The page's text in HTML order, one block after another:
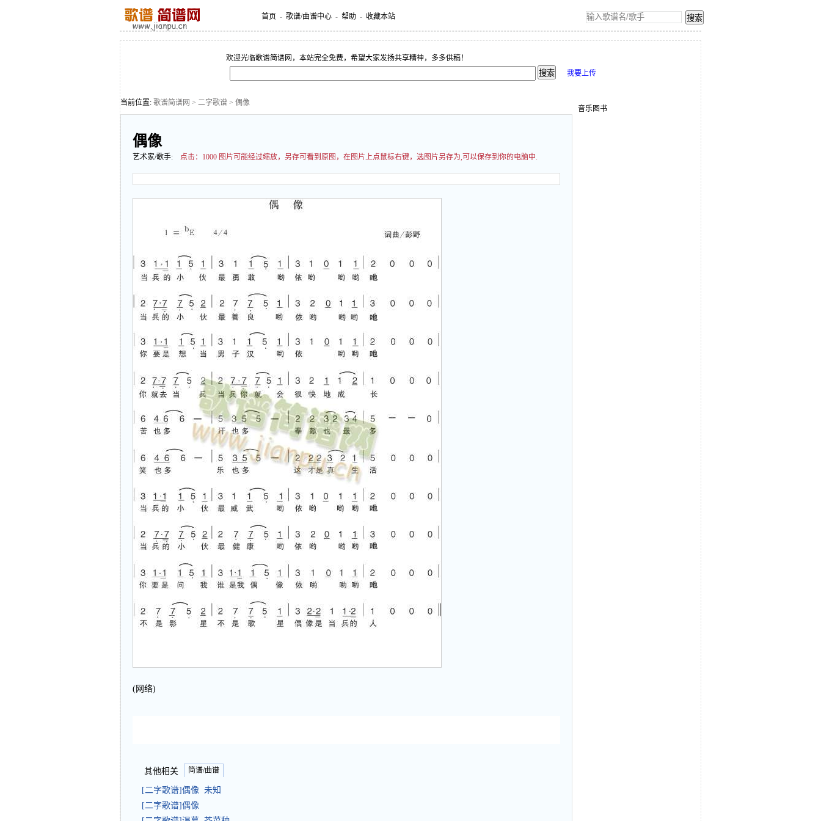
首页 - 歌谱/曲谱中心 - 帮助 - 收藏本站
欢迎光临歌谱简谱网，本站完全免费，希望大家发扬共享精神，多多供稿！
我要上传
当前位置: 歌谱简谱网 > 二字歌谱 > 偶像
偶像
艺术家/歌手: 点击： 1000 图片可能经过缩放，另存可看到原图，在图片上点鼠标右键，选图片另存为,可以保存到你的电脑中.
(网络)
其他相关 简谱/曲谱
[二字歌谱]偶像 未知
[二字歌谱]偶像
音乐图书